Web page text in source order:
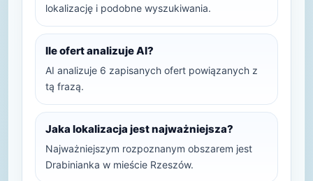
lokalizację i podobne wyszukiwania.
Ile ofert analizuje AI?
AI analizuje 6 zapisanych ofert powiązanych z
tą frazą.
Jaka lokalizacja jest najważniejsza?
Najważniejszym rozpoznanym obszarem jest
Drabinianka w mieście Rzeszów.